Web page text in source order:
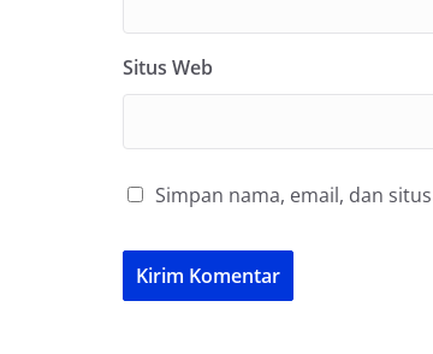
Situs Web
Simpan nama, email, dan